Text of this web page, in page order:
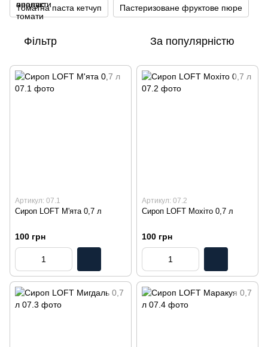
Томатна паста кетчуп Пастеризоване фруктове пюре
Фільтр За популярністю
Артикул: 07.1
Сироп LOFT М'ята 0,7 л
100 грн
Артикул: 07.2
Сироп LOFT Мохіто 0,7 л
100 грн